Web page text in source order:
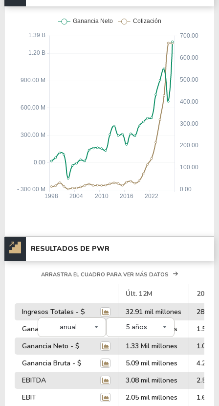
RESULTADOS DE PWR
anual 5 años
ARRASTRA EL CUADRO PARA VER MÁS DATOS
Últ. 12M
2025
Ingresos Totales - $
32.91 mil millones
28.48
Ganancia Operativa - $
2.01 mil millones
1.59
Ganancia Neto - $
1.33 Mil millones
1.03
Ganancia Bruta - $
5.09 mil millones
4.28
EBITDA
3.08 mil millones
2.56
EBIT
2.05 mil millones
1.65